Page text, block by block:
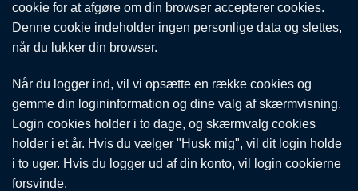
cookie for at afgøre om din browser accepterer cookies.
Denne cookie indeholder ingen personlige data og slettes,
når du lukker din browser.
Når du logger ind, vil vi opsætte en række cookies og
gemme din logininformation og dine valg af skærmvisning.
Login cookies holder i to dage, og skærmvalg cookies
holder i et år. Hvis du vælger "Husk mig", vil dit login holde
i to uger. Hvis du logger ud af din konto, vil login cookierne
forsvinde.